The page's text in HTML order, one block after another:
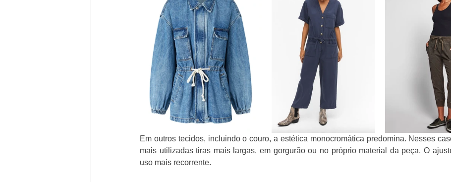
Em outros tecidos, incluindo o couro, a estética monocromática predomina. Nesses
mais utilizadas tiras mais largas, em gorgurão ou no próprio material da peça. O
uso mais recorrente.